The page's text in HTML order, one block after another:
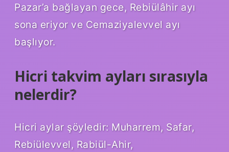
Pazar’a bağlayan gece, Rebiülâhir ayı
sona eriyor ve Cemaziyalevvel ayı
başlıyor.
Hicri takvim ayları sırasıyla
nelerdir?
Hicri aylar şöyledir: Muharrem, Safar,
Rebiülevvel, Rabiül-Ahir,